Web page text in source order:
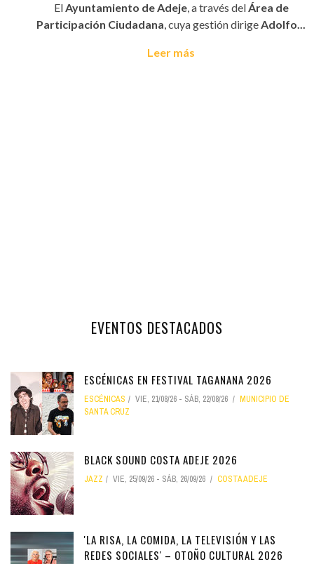
ElAyuntamiento de Adeje, a través delÁrea de
Participación Ciudadana, cuya gestión dirigeAdolfo...
Leer más
EVENTOS DESTACADOS
ESCÉNICAS EN FESTIVAL TAGANANA 2026
ESCÉNICAS VIE, 21/08/26 - SÁB, 22/08/26
MUNICIPIO DE
SANTA CRUZ
BLACK SOUND COSTA ADEJE 2026
JAZZ VIE, 25/09/26 - SÁB, 26/09/26 COSTA ADEJE
'LA RISA, LA COMIDA, LA TELEVISIÓN Y LAS
REDES SOCIALES' – OTOÑO CULTURAL 2026